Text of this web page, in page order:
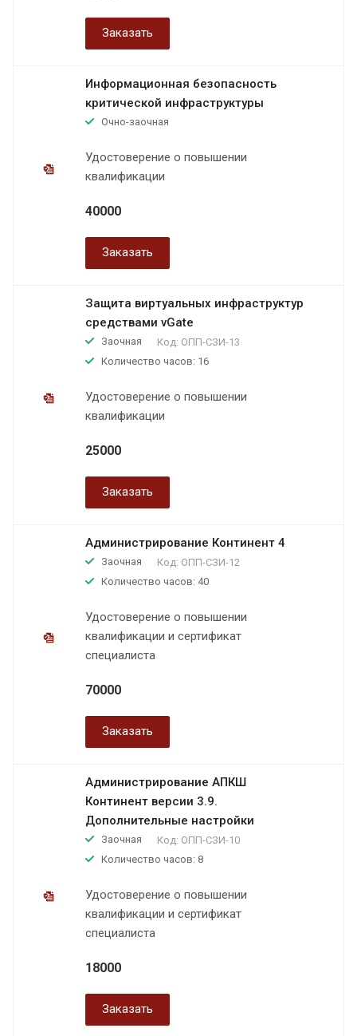
Заказать
Информационная безопасность
критической инфраструктуры
Очно-заочная
Удостоверение о повышении
квалификации
40000
Заказать
Защита виртуальных инфраструктур
средствами vGate
Заочная Код: ОПП-СЗИ-13
Количество часов: 16
Удостоверение о повышении
квалификации
25000
Заказать
Администрирование Континент 4
Заочная Код: ОПП-СЗИ-12
Количество часов: 40
Удостоверение о повышении
квалификации и сертификат
специалиста
70000
Заказать
Администрирование АПКШ
Континент версии 3.9.
Дополнительные настройки
Заочная Код: ОПП-СЗИ-10
Количество часов: 8
Удостоверение о повышении
квалификации и сертификат
специалиста
18000
Заказать